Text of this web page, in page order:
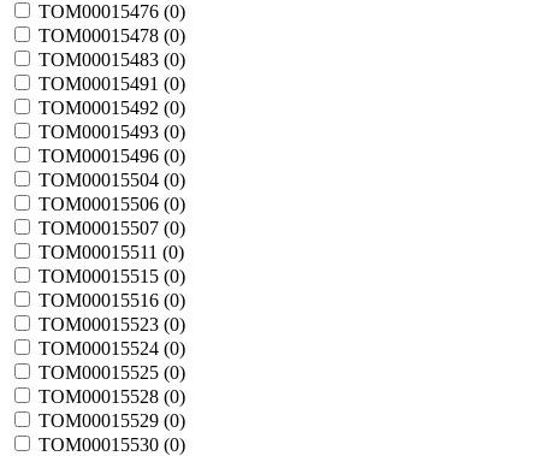
TOM00015476 (0)
TOM00015478 (0)
TOM00015483 (0)
TOM00015491 (0)
TOM00015492 (0)
TOM00015493 (0)
TOM00015496 (0)
TOM00015504 (0)
TOM00015506 (0)
TOM00015507 (0)
TOM00015511 (0)
TOM00015515 (0)
TOM00015516 (0)
TOM00015523 (0)
TOM00015524 (0)
TOM00015525 (0)
TOM00015528 (0)
TOM00015529 (0)
TOM00015530 (0)